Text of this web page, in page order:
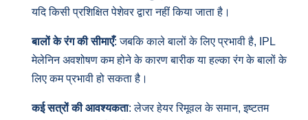
यदि किसी प्रशिक्षित पेशेवर द्वारा नहीं किया जाता है।
बालों के रंग की सीमाएँ: जबकि काले बालों के लिए प्रभावी है, IPL
मेलेनिन अवशोषण कम होने के कारण बारीक या हल्का रंग के बालों के
लिए कम प्रभावी हो सकता है।
कई सत्रों की आवश्यकता: लेजर हेयर रिमूवल के समान, इष्टतम